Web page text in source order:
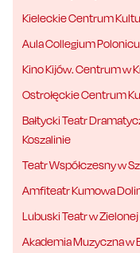
Kieleckie Centrum
Aula Collegium
Kino Kijów. Centrum w
Ostrołęckie Centrum
Bałtycki Teatr
Koszalinie
Teatr Współczesny w
Amfiteatr Kumowa
Lubuski Teatr w
Akademia Muzyczna w